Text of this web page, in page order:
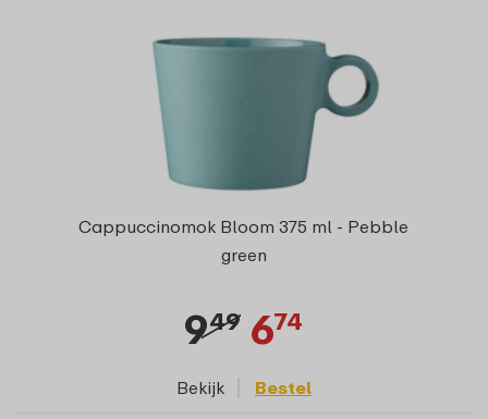
Cappuccinomok Bloom 375 ml - Pebble
green
949 674
Bekijk Bestel